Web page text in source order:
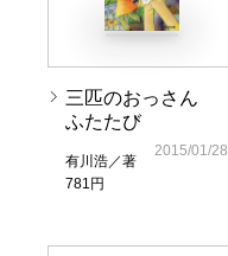
三匹のおっさん
ふたたび
有川浩／著
781円
2015/01/28